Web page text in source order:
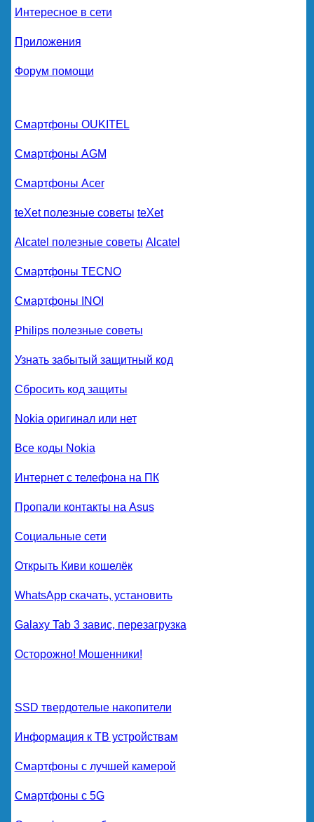
Интересное в сети
Приложения
Форум помощи
Смартфоны OUKITEL
Смартфоны AGM
Смартфоны Acer
teXet полезные советы teXet
Alcatel полезные советы Alcatel
Смартфоны TECNO
Смартфоны INOI
Philips полезные советы
Узнать забытый защитный код
Сбросить код защиты
Nokia оригинал или нет
Все коды Nokia
Интернет с телефона на ПК
Пропали контакты на Asus
Социальные сети
Открыть Киви кошелёк
WhatsApp скачать, установить
Galaxy Tab 3 завис, перезагрузка
Осторожно! Мошенники!
SSD твердотелые накопители
Информация к ТВ устройствам
Смартфоны с лучшей камерой
Смартфоны с 5G